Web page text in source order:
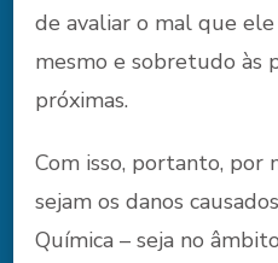
de avaliar o mal que
mesmo e sobretudo às
próximas.
Com isso, portanto, por
sejam os danos
Química – seja no